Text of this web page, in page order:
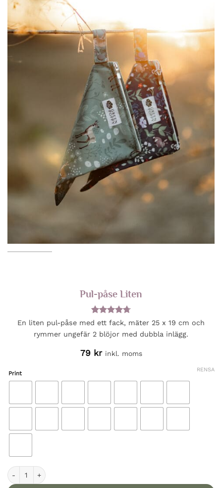
Pul-påse Liten
Betygsatt
baserat på
4
En liten pul-påse med ett fack, mäter 25 x 19 cm och
rymmer ungefär 2 blöjor med dubbla inlägg.
79 kr inkl. moms
Print
RENSA
Pul-påse Liten mängd